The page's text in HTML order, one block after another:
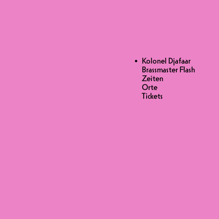
Kolonel Djafaar
Brassmaster Flash
Zeiten
Orte
Tickets
!
!
PUPPETMASTAZ
das 10-jährige und
lädt euch ein, ihr 10-jähriges
mit den Belgiern von Kolonel